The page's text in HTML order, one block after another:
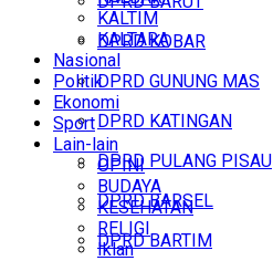
DPRD KOBAR
DPRD GUNUNG MAS
DPRD KATINGAN
DPRD PULANG PISAU
DPRD BARSEL
DPRD BARTIM
KALTIM
KALTARA
Nasional
Politik
Ekonomi
Sport
Lain-lain
OPINI
BUDAYA
KESEHATAN
RELIGI
Iklan